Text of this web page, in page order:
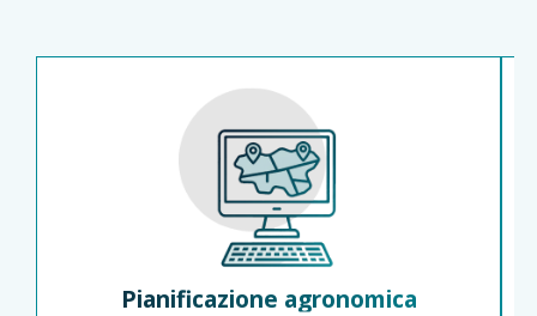
Pianificazione agronomica